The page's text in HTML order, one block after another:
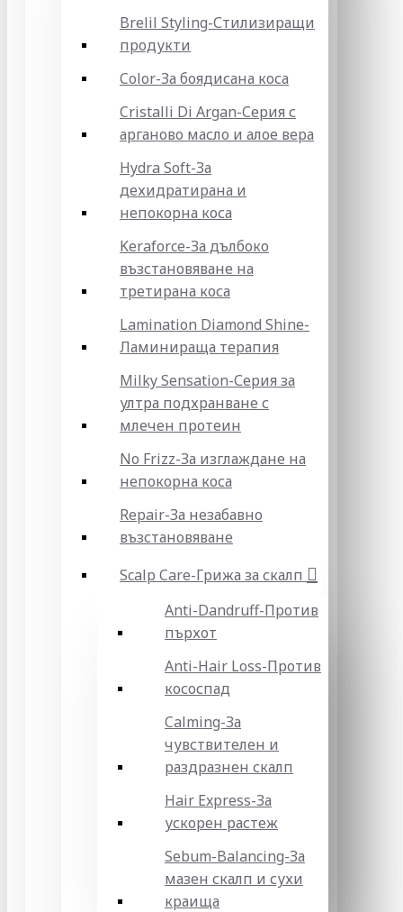
Brelil Styling-Стилизиращи
продукти
Color-За боядисана коса
Cristalli Di Argan-Серия с
арганово масло и алое вера
Hydra Soft-За
дехидратирана и
непокорна коса
Keraforce-За дълбоко
възстановяване на
третирана коса
Lamination Diamond Shine-
Ламинираща терапия
Milky Sensation-Серия за
ултра подхранване с
млечен протеин
No Frizz-За изглаждане на
непокорна коса
Repair-За незабавно
възстановяване
Scalp Care-Грижа за скалп
Anti-Dandruff-Против
пърхот
Anti-Hair Loss-Против
кососпад
Calming-За
чувствителен и
раздразнен скалп
Hair Express-За
ускорен растеж
Sebum-Balancing-За
мазен скалп и сухи
краища